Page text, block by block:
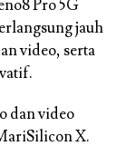
Pro 5G
jauh
video, serta
dan video
X.